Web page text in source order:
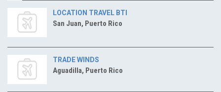
LOCATION TRAVEL BTI
San Juan, Puerto Rico
TRADE WINDS
Aguadilla, Puerto Rico